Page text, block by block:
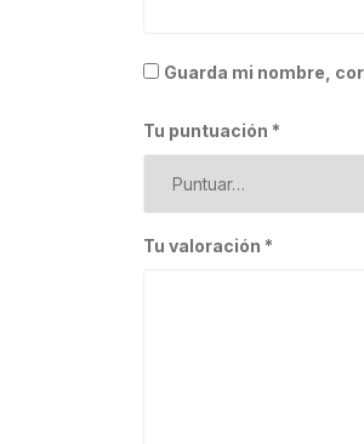
Guarda mi nombre,
Tu puntuación *
Tu valoración *